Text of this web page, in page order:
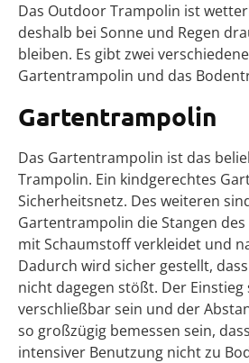
Das Outdoor Trampolin ist
deshalb bei Sonne und Regen
bleiben. Es gibt zwei
Gartentrampolin und das
Gartentrampolin
Das Gartentrampolin ist das
Trampolin. Ein kindgerechtes
Sicherheitsnetz. Des weiteren
Gartentrampolin die Stangen
mit Schaumstoff verkleidet und
Dadurch wird sicher gestellt,
nicht dagegen stößt. Der
verschließbar sein und der
so großzügig bemessen sein,
intensiver Benutzung nicht zu